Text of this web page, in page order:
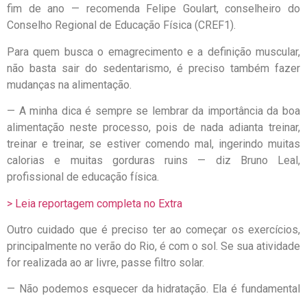
fim de ano — recomenda Felipe Goulart, conselheiro do
Conselho Regional de Educação Física (CREF1).
Para quem busca o emagrecimento e a definição muscular,
não basta sair do sedentarismo, é preciso também fazer
mudanças na alimentação.
— A minha dica é sempre se lembrar da importância da boa
alimentação neste processo, pois de nada adianta treinar,
treinar e treinar, se estiver comendo mal, ingerindo muitas
calorias e muitas gorduras ruins — diz Bruno Leal,
profissional de educação física.
> Leia reportagem completa no Extra
Outro cuidado que é preciso ter ao começar os exercícios,
principalmente no verão do Rio, é com o sol. Se sua atividade
for realizada ao ar livre, passe filtro solar.
— Não podemos esquecer da hidratação. Ela é fundamental